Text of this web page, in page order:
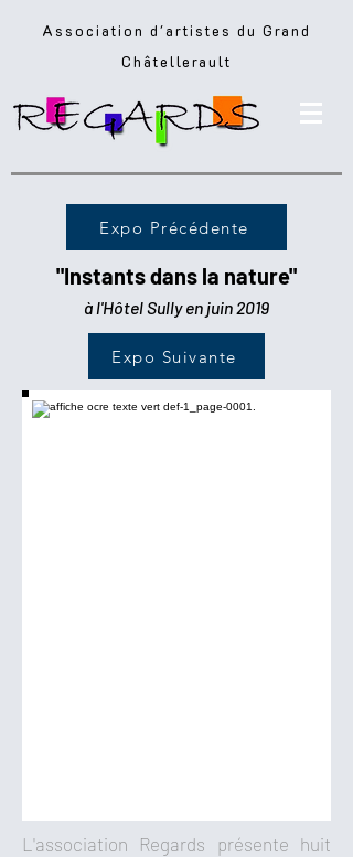
Association d'artistes du Grand
Châtellerault
Expo Précédente
"Instants dans la nature"
à l'Hôtel Sully en juin 2019
Expo Suivante
L'association Regards présente huit